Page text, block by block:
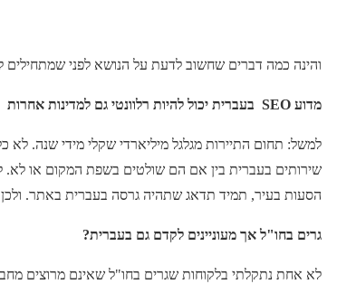
והינה כמה דברים שחשוב לדעת על הנושא לפני שמתחילים
מדוע SEO בעברית יכול להיות רלוונטי גם למדינות אחרות
למשל: תחום התיירות מגלגל מיליארדי שקלי מידי שנה. לא
שירותים בעברית בין אם הם שולטים בשפת המקום או לא.
הסעות בעיר, תמיד תדאג שתהיה גרסה בעברית באתר. ולכן
גרים בחו"ל אך מעוניינים לקדם גם בעברית?
לא אחת נתקלתי בלקוחות שגרים בחו"ל שאינם מרוצים